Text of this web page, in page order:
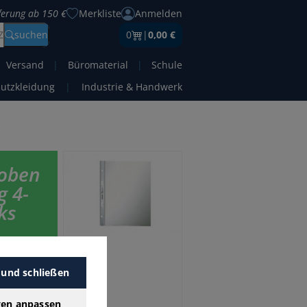
ab 150 € Merkliste
Anmelden
suchen 0 |0,00 €
Versand | Büromaterial |
Schule
| Industrie & Handwerk
4-
& links
schließen
anpassen